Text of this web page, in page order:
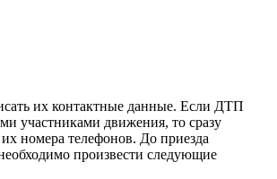
их контактные данные. Если ДТП
участниками движения, то сразу
номера телефонов. До приезда
произвести следующие